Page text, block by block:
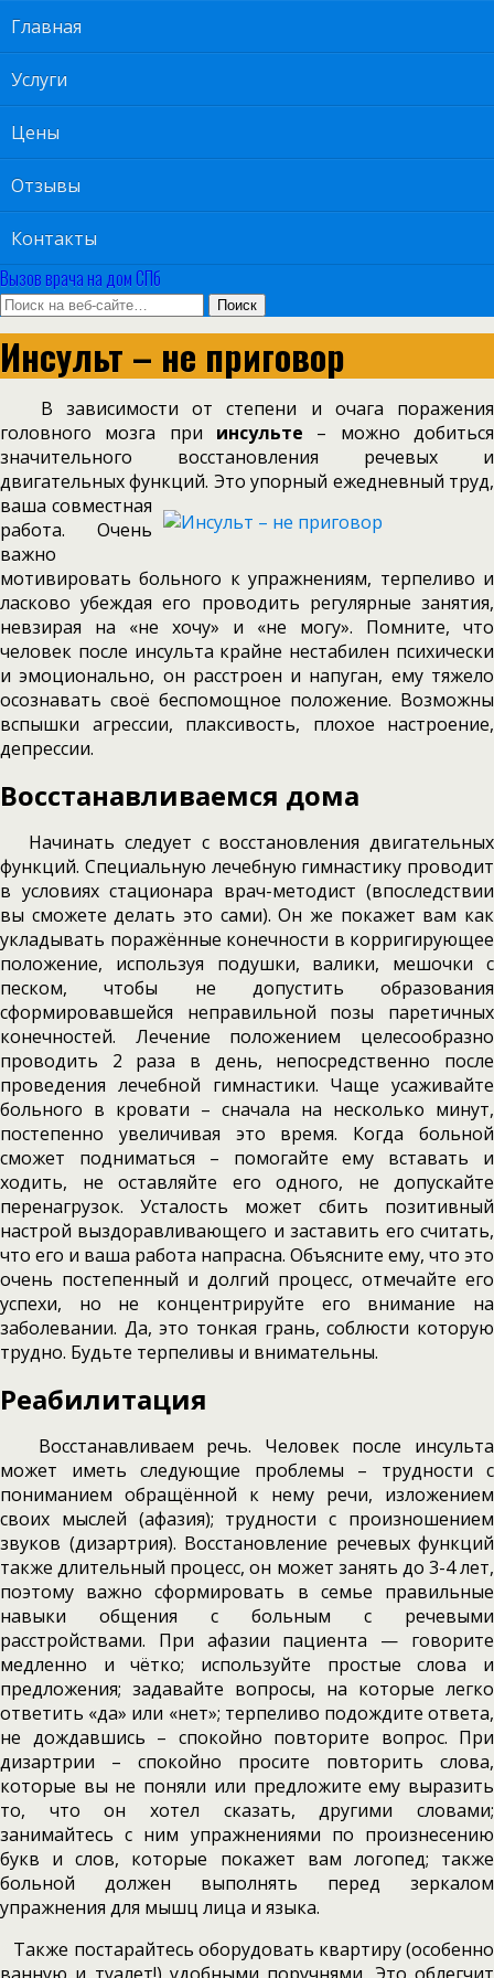
Главная
Услуги
Цены
Отзывы
Контакты
Вызов врача на дом СПб
Инсульт – не приговор
В зависимости от степени и очага поражения
головного мозга при инсульте – можно добиться
значительного восстановления речевых и
двигательных функций. Это упорный ежедневный труд,
ваша совместная
работа. Очень
важно
мотивировать больного к упражнениям, терпеливо и
ласково убеждая его проводить регулярные занятия,
невзирая на «не хочу» и «не могу». Помните, что
человек после инсульта крайне нестабилен психически
и эмоционально, он расстроен и напуган, ему тяжело
осознавать своё беспомощное положение. Возможны
вспышки агрессии, плаксивость, плохое настроение,
депрессии.
Восстанавливаемся дома
Начинать следует с восстановления двигательных
функций. Специальную лечебную гимнастику проводит
в условиях стационара врач-методист (впоследствии
вы сможете делать это сами). Он же покажет вам как
укладывать поражённые конечности в корригирующее
положение, используя подушки, валики, мешочки с
песком, чтобы не допустить образования
сформировавшейся неправильной позы паретичных
конечностей. Лечение положением целесообразно
проводить 2 раза в день, непосредственно после
проведения лечебной гимнастики. Чаще усаживайте
больного в кровати – сначала на несколько минут,
постепенно увеличивая это время. Когда больной
сможет подниматься – помогайте ему вставать и
ходить, не оставляйте его одного, не допускайте
перенагрузок. Усталость может сбить позитивный
настрой выздоравливающего и заставить его считать,
что его и ваша работа напрасна. Объясните ему, что это
очень постепенный и долгий процесс, отмечайте его
успехи, но не концентрируйте его внимание на
заболевании. Да, это тонкая грань, соблюсти которую
трудно. Будьте терпеливы и внимательны.
Реабилитация
Восстанавливаем речь. Человек после инсульта
может иметь следующие проблемы – трудности с
пониманием обращённой к нему речи, изложением
своих мыслей (афазия); трудности с произношением
звуков (дизартрия). Восстановление речевых функций
также длительный процесс, он может занять до 3-4 лет,
поэтому важно сформировать в семье правильные
навыки общения с больным с речевыми
расстройствами. При афазии пациента — говорите
медленно и чётко; используйте простые слова и
предложения; задавайте вопросы, на которые легко
ответить «да» или «нет»; терпеливо подождите ответа,
не дождавшись – спокойно повторите вопрос. При
дизартрии – спокойно просите повторить слова,
которые вы не поняли или предложите ему выразить
то, что он хотел сказать, другими словами;
занимайтесь с ним упражнениями по произнесению
букв и слов, которые покажет вам логопед; также
больной должен выполнять перед зеркалом
упражнения для мышц лица и языка.
Также постарайтесь оборудовать квартиру (особенно